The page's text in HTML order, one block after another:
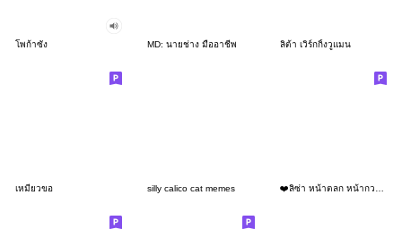
โพก้าซัง MD: นายช่าง มืออาชีพ ลิต้า เวิร์กกิ้งวูแมน
เหมียวขอ silly calico cat memes